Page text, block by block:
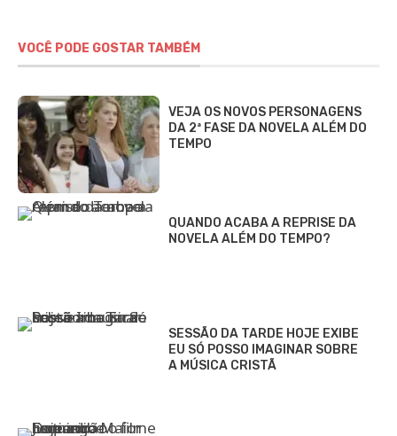
VOCÊ PODE GOSTAR TAMBÉM
VEJA OS NOVOS PERSONAGENS
DA 2ª FASE DA NOVELA ALÉM DO
TEMPO
QUANDO ACABA A REPRISE DA
NOVELA ALÉM DO TEMPO?
SESSÃO DA TARDE HOJE EXIBE
EU SÓ POSSO IMAGINAR SOBRE
A MÚSICA CRISTÃ